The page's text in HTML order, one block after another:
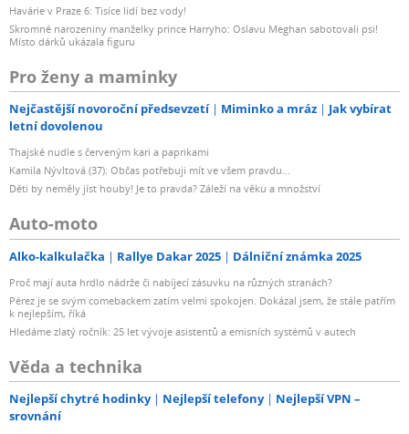
Havárie v Praze 6: Tisíce lidí bez vody!
Skromné narozeniny manželky prince Harryho: Oslavu Meghan sabotovali psi!
Místo dárků ukázala figuru
Pro ženy a maminky
Nejčastější novoroční předsevzetí Miminko a mráz
Jak vybírat
letní dovolenou
Thajské nudle s červeným kari a paprikami
Kamila Nývltová (37): Občas potřebuji mít ve všem pravdu...
Děti by neměly jíst houby! Je to pravda? Záleží na věku a množství
Auto-moto
Alko-kalkulačka Rallye Dakar 2025 Dálniční známka 2025
Proč mají auta hrdlo nádrže či nabíjecí zásuvku na různých stranách?
Pérez je se svým comebackem zatím velmi spokojen. Dokázal jsem, že stále patřím
k nejlepším, říká
Hledáme zlatý ročník: 25 let vývoje asistentů a emisních systémů v autech
Věda a technika
Nejlepší chytré hodinky Nejlepší telefony
Nejlepší VPN –
srovnání